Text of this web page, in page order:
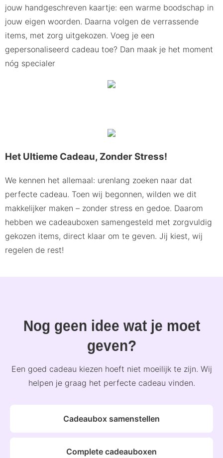
jouw handgeschreven kaartje: een warme boodschap in
jouw eigen woorden. Daarna volgen de verrassende
items, met zorg uitgekozen. Voeg je een
gepersonaliseerd cadeau toe? Dan maak je het moment
nóg specialer
Het Ultieme Cadeau, Zonder Stress!
We kennen het allemaal: urenlang zoeken naar dat
perfecte cadeau. Toen wij begonnen, wilden we dit
makkelijker maken – zonder stress en gedoe. Daarom
hebben we cadeauboxen samengesteld met zorgvuldig
gekozen items, direct klaar om te geven. Jij kiest, wij
regelen de rest!
Nog geen idee wat je moet
geven?
Een goed cadeau kiezen hoeft niet moeilijk te zijn. Wij
helpen je graag het perfecte cadeau vinden.
Cadeaubox samenstellen
Complete cadeauboxen